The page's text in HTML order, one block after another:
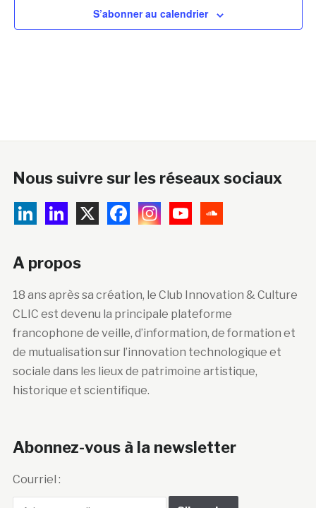
S’abonner au calendrier
Nous suivre sur les réseaux sociaux
A propos
18 ans après sa création, le Club Innovation & Culture
CLIC est devenu la principale plateforme
francophone de veille, d’information, de formation et
de mutualisation sur l’innovation technologique et
sociale dans les lieux de patrimoine artistique,
historique et scientifique.
Abonnez-vous à la newsletter
Courriel :